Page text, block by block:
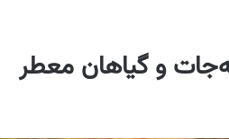
و گیاهان معطر